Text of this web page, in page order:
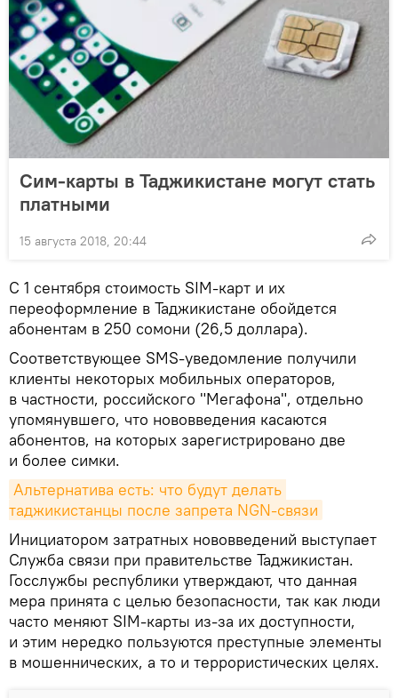
Сим-карты в Таджикистане могут стать
платными
15 августа 2018, 20:44
С 1 сентября стоимость SIM-карт и их
переоформление в Таджикистане обойдется
абонентам в 250 сомони (26,5 доллара).
Соответствующее SMS-уведомление получили
клиенты некоторых мобильных операторов,
в частности, российского "Мегафона", отдельно
упомянувшего, что нововведения касаются
абонентов, на которых зарегистрировано две
и более симки.
Альтернатива есть: что будут делать
таджикистанцы после запрета NGN-связи
Инициатором затратных нововведений выступает
Служба связи при правительстве Таджикистан.
Госслужбы республики утверждают, что данная
мера принята с целью безопасности, так как люди
часто меняют SIM-карты из-за их доступности,
и этим нередко пользуются преступные элементы
в мошеннических, а то и террористических целях.